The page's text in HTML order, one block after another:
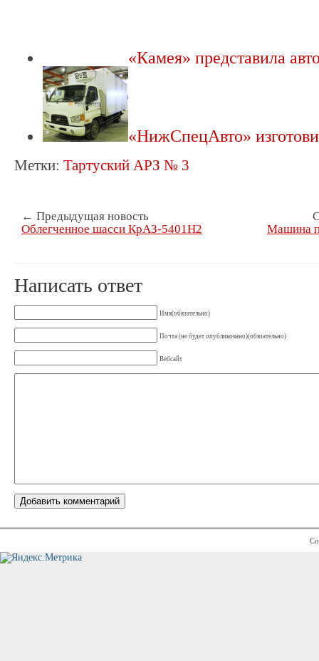
«Камея» представила
«НижСпецАвто»
Метки: Тартуский АРЗ № 3
← Предыдущая новость
Облегченное шасси КрАЗ-5401Н2
Машина
Написать ответ
Имя(обязательно)
Почта (не будет опубликовано)(обязательно)
Вебсайт